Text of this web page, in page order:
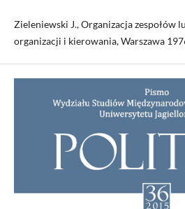
Zieleniewski J., Organizacja zespołów
organizacji i kierowania, Warszawa